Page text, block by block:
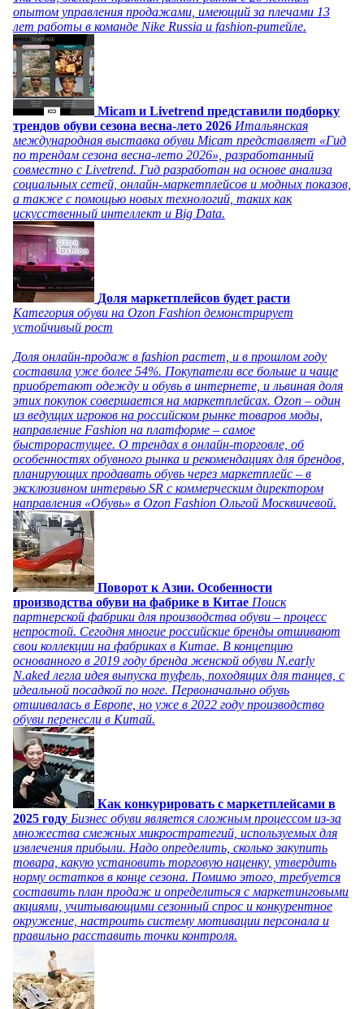
опытом управления продажами, имеющий за плечами 13
лет работы в команде Nike Russia и fashion-ритейле.
Micam и Livetrend представили подборку
трендов обуви сезона весна-лето 2026 Итальянская
международная выставка обуви Micam представляет «Гид
по трендам сезона весна-лето 2026», разработанный
совместно с Livetrend. Гид разработан на основе анализа
социальных сетей, онлайн-маркетплейсов и модных показов,
а также с помощью новых технологий, таких как
искусственный интеллект и Big Data.
Доля маркетплейсов будет расти
Категория обуви на Ozon Fashion демонстрирует
устойчивый рост
Доля онлайн-продаж в fashion растет, и в прошлом году
составила уже более 54%. Покупатели все больше и чаще
приобретают одежду и обувь в интернете, и львиная доля
этих покупок совершается на маркетплейсах. Ozon – один
из ведущих игроков на российском рынке товаров моды,
направление Fashion на платформе – самое
быстрорастущее. О трендах в онлайн-торговле, об
особенностях обувного рынка и рекомендациях для брендов,
планирующих продавать обувь через маркетплейс – в
эксклюзивном интервью SR с коммерческим директором
направления «Обувь» в Ozon Fashion Ольгой Москвичевой.
Поворот к Азии. Особенности
производства обуви на фабрике в Китае Поиск
партнерской фабрики для производства обуви – процесс
непростой. Сегодня многие российские бренды отшивают
свои коллекции на фабриках в Китае. В концепцию
основанного в 2019 году бренда женской обуви N.early
N.aked легла идея выпуска туфель, походящих для танцев, с
идеальной посадкой по ноге. Первоначально обувь
отшивалась в Европе, но уже в 2022 году производство
обуви перенесли в Китай.
Как конкурировать с маркетплейсами в
2025 году Бизнес обуви является сложным процессом из-за
множества смежных микростратегий, используемых для
извлечения прибыли. Надо определить, сколько закупить
товара, какую установить торговую наценку, утвердить
норму остатков в конце сезона. Помимо этого, требуется
составить план продаж и определиться с маркетинговыми
акциями, учитывающими сезонный спрос и конкурентное
окружение, настроить систему мотивации персонала и
правильно расставить точки контроля.